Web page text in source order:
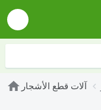
آلات قطع الأشجار